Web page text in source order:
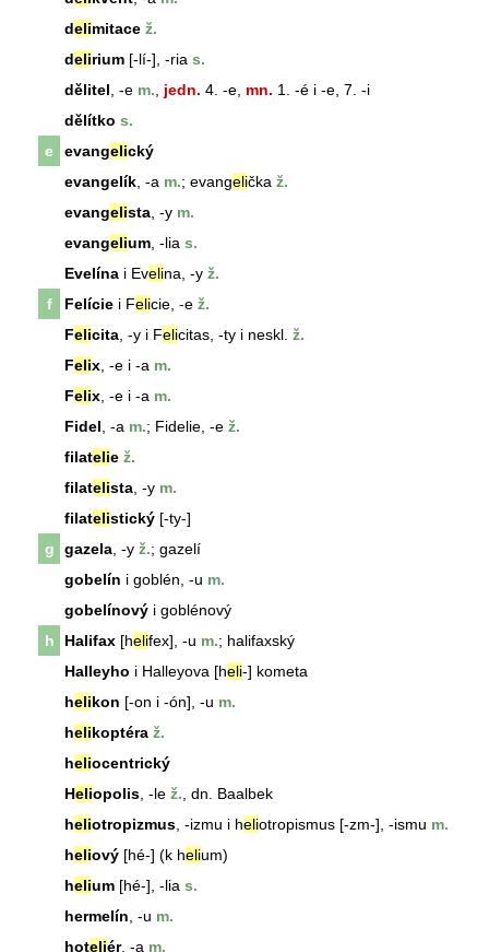
delimitace ž.
delirium [-lí-], -ria s.
dělitel , -e m. jedn. 4. -e, mn. 1. -é i -e, 7. -i
dělítko s.
e
evangelický
evangelík , -a m.; evangelička ž.
evangelista , -y m.
evangelium , -lia s.
Evelína i Evelina, -y ž.
f
Felície i Felicie, -e ž.
Felicita , -y i Felicitas, -ty i neskl. ž.
Felix , -e i -a m.
Felix , -e i -a m.
Fidel , -a m.; Fidelie, -e ž.
filatelie ž.
filatelista , -y m.
filatelistický [-ty-]
g
gazela , -y ž.; gazelí
gobelín i goblén, -u m.
gobelínový i goblénový
h
Halifax [helifex], -u m.; halifaxský
Halleyho i Halleyova [heli-] kometa
helikon [-on i -ón], -u m.
helikoptéra ž.
heliocentrický
Heliopolis , -le ž. , dn. Baalbek
heliotropizmus , -izmu i heliotropismus [-zm-], -ismu m.
heliový [hé-] (k helium)
helium [hé-], -lia s.
hermelín , -u m.
hoteliér, -a m.